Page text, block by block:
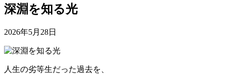
深淵を知る光
2026年5月28日
人生の劣等生だった過去を、